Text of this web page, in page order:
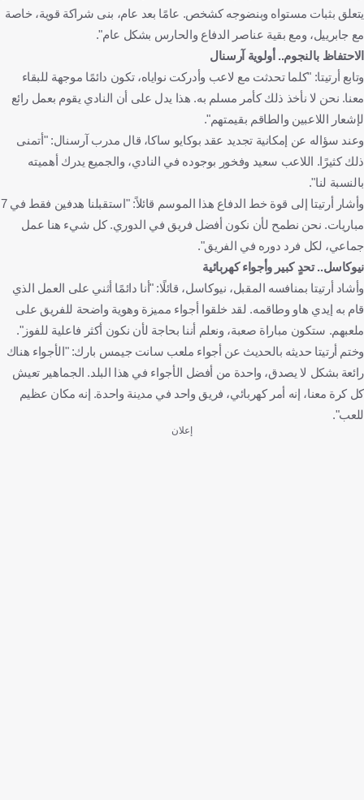
يتعلق بثبات مستواه وبنضوجه كشخص. عامًا بعد عام، بنى شراكة قوية، خاصة
مع جابرييل، ومع بقية عناصر الدفاع والحارس بشكل عام".
الاحتفاظ بالنجوم.. أولوية آرسنال
وتابع أرتيتا: "كلما تحدثت مع لاعب وأدركت نواياه، تكون دائمًا موجهة للبقاء
معنا. نحن لا نأخذ ذلك كأمر مسلم به. هذا يدل على أن النادي يقوم بعمل رائع
لإشعار اللاعبين والطاقم بقيمتهم".
وعند سؤاله عن إمكانية تجديد عقد بوكايو ساكا، قال مدرب آرسنال: "أتمنى
ذلك كثيرًا. اللاعب سعيد وفخور بوجوده في النادي، والجميع يدرك أهميته
بالنسبة لنا".
وأشار أرتيتا إلى قوة خط الدفاع هذا الموسم قائلاً: "استقبلنا هدفين فقط في 7
مباريات. نحن نطمح لأن نكون أفضل فريق في الدوري. كل شيء هنا عمل
جماعي، لكل فرد دوره في الفريق".
نيوكاسل.. تحدٍ كبير وأجواء كهربائية
وأشاد أرتيتا بمنافسه المقبل، نيوكاسل، قائلًا: "أنا دائمًا أثني على العمل الذي
قام به إيدي هاو وطاقمه. لقد خلقوا أجواء مميزة وهوية واضحة للفريق على
ملعبهم. ستكون مباراة صعبة، ونعلم أننا بحاجة لأن نكون أكثر فاعلية للفوز".
وختم أرتيتا حديثه بالحديث عن أجواء ملعب سانت جيمس بارك: "الأجواء هناك
رائعة بشكل لا يصدق، واحدة من أفضل الأجواء في هذا البلد. الجماهير تعيش
كل كرة معنا، إنه أمر كهربائي، فريق واحد في مدينة واحدة. إنه مكان عظيم
للعب".
إعلان